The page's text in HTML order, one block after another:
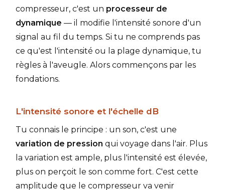
compresseur, c'est un processeur de
dynamique — il modifie l'intensité sonore d'un
signal au fil du temps. Si tu ne comprends pas
ce qu'est l'intensité ou la plage dynamique, tu
règles à l'aveugle. Alors commençons par les
fondations.
L'intensité sonore et l'échelle dB
Tu connais le principe : un son, c'est une
variation de pression qui voyage dans l'air. Plus
la variation est ample, plus l'intensité est élevée,
plus on perçoit le son comme fort. C'est cette
amplitude que le compresseur va venir